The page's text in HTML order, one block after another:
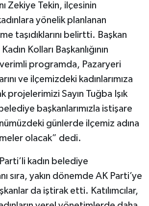
Zekiye Tekin, ilçesinin
yönelik planlanan
taşıdıklarını belirtti. Başkan
Kolları Başkanlığının
programda, Pazaryeri
ve ilçemizdeki kadınlarımıza
projelerimizi Sayın Tuğba Işık
başkanlarımızla istişare
günlerde ilçemiz adına
olacak” dedi.
kadın belediye
sıra, yakın dönemde AK Parti’ye
da iştirak etti. Katılımcılar,